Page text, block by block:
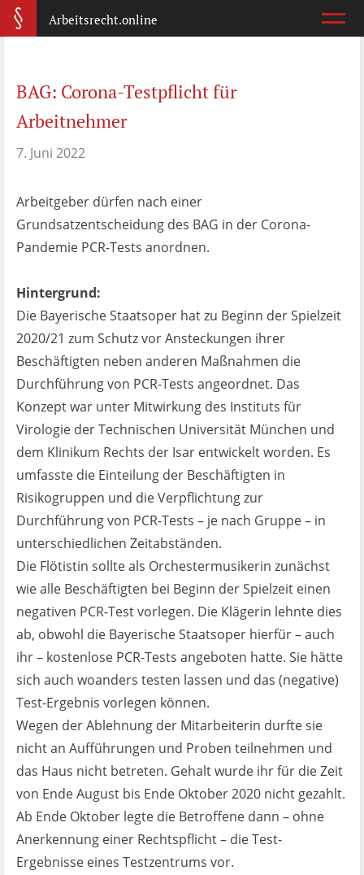
Arbeitsrecht.online
Was ist wichtig?
Abmahnung
Kündigung
Was jetzt?
Wann lohnt er sich?
Zeugnis
Ist es wirklich gut?
Kontakt
News
Impressum
Datenschutz
BAG: Corona-Testpflicht für
Arbeitnehmer
7. Juni 2022
Arbeitgeber dürfen nach einer
Grundsatzentscheidung des BAG in der Corona-
Pandemie PCR-Tests anordnen.
Hintergrund:
Die Bayerische Staatsoper hat zu Beginn der Spielzeit
2020/21 zum Schutz vor Ansteckungen ihrer
Beschäftigten neben anderen Maßnahmen die
Durchführung von PCR-Tests angeordnet. Das
Konzept war unter Mitwirkung des Instituts für
Virologie der Technischen Universität München und
dem Klinikum Rechts der Isar entwickelt worden. Es
umfasste die Einteilung der Beschäftigten in
Risikogruppen und die Verpflichtung zur
Durchführung von PCR-Tests – je nach Gruppe – in
unterschiedlichen Zeitabständen.
Die Flötistin sollte als Orchestermusikerin zunächst
wie alle Beschäftigten bei Beginn der Spielzeit einen
negativen PCR-Test vorlegen. Die Klägerin lehnte dies
ab, obwohl die Bayerische Staatsoper hierfür – auch
ihr – kostenlose PCR-Tests angeboten hatte. Sie hätte
sich auch woanders testen lassen und das (negative)
Test-Ergebnis vorlegen können.
Wegen der Ablehnung der Mitarbeiterin durfte sie
nicht an Aufführungen und Proben teilnehmen und
das Haus nicht betreten. Gehalt wurde ihr für die Zeit
von Ende August bis Ende Oktober 2020 nicht gezahlt.
Ab Ende Oktober legte die Betroffene dann – ohne
Anerkennung einer Rechtspflicht – die Test-
Ergebnisse eines Testzentrums vor.